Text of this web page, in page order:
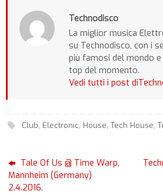
Technodisco
La miglior musica
su Technodisco, con i
più famosi del mondo
top del momento.
Vedi tutti i post
Club, Electronic, House, Tech House,
Tale Of Us @ Time Warp,
Mannheim (Germany)
2.4.2016.